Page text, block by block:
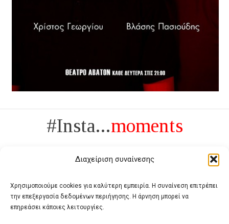
Διαχείριση συναίνεσης
Χρησιμοποιούμε cookies για καλύτερη εμπειρία. Η συναίνεση επιτρέπει
την επεξεργασία δεδομένων περιήγησης. Η άρνηση μπορεί να
επηρεάσει κάποιες λειτουργίες.
#Insta...moments
Πολυτέλεια δεν είναι το αντίθετο της ανέχειας, είναι το αντίθετο της